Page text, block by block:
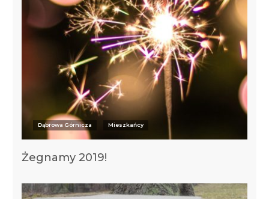
Dąbrowa Górnicza Mieszkańcy
Żegnamy 2019!